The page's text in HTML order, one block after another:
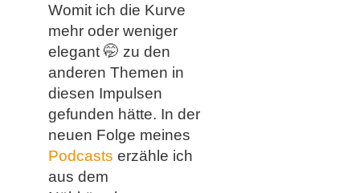
Womit ich die Kurve
mehr oder weniger
elegant 🤭 zu den
anderen Themen in
diesen Impulsen
gefunden hätte. In der
neuen Folge meines
Podcasts erzähle ich
aus dem